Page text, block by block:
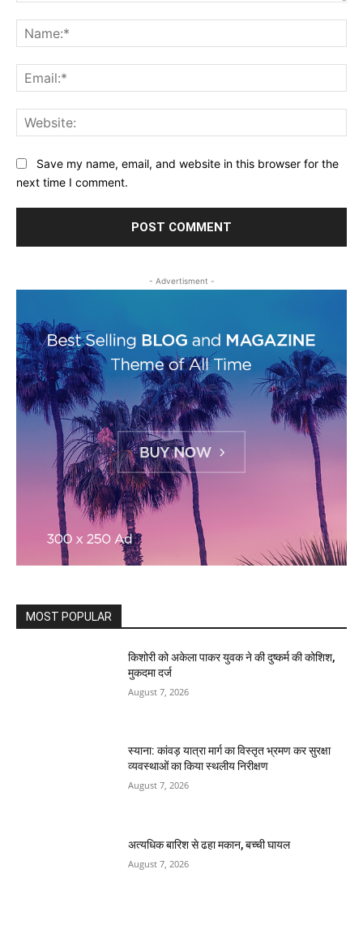
Save my name, email, and website in this browser for the
next time I comment.
- Advertisment -
MOST POPULAR
किशोरी को अकेला पाकर युवक ने की दुष्कर्म की कोशिश,
मुकदमा दर्ज
August 7, 2026
स्याना: कांवड़ यात्रा मार्ग का विस्तृत भ्रमण कर सुरक्षा
व्यवस्थाओं का किया स्थलीय निरीक्षण
August 7, 2026
अत्यधिक बारिश से ढहा मकान, बच्ची घायल
August 7, 2026